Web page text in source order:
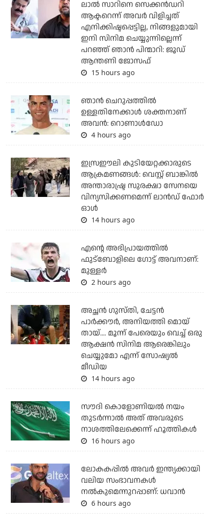
ലാല്‍ സാറിനെ സെക്കന്‍ഡറി
ആക്ടറെന്ന് അവര്‍ വിളിച്ചത്
എനിക്കിഷ്ടപ്പെട്ടില്ല, നിങ്ങളുമായി
ഇനി സിനിമ ചെയ്യുന്നില്ലെന്ന്
പറഞ്ഞ് ഞാന്‍ പിന്മാറി: ജൂഡ്
ആന്തണി ജോസഫ്
15 hours ago
ഞാന്‍ ചെറുപ്പത്തില്‍
ഉള്ളതിനേക്കാള്‍ ശക്തനാണ്
അവന്‍: റൊണാള്‍ഡോ
4 hours ago
ഇസ്രഈലി കുടിയേറ്റക്കാരുടെ
ആക്രമണങ്ങള്‍: വെസ്റ്റ് ബാങ്കില്‍
അന്താരാഷ്ട്ര സുരക്ഷാ സേനയെ
വിന്യസിക്കണമെന്ന് ലാന്‍ഡ് ഫോര്‍
ഓള്‍
14 hours ago
എന്റെ അഭിപ്രായത്തില്‍
ഫുട്‌ബോളിലെ ഗോട്ട് അവനാണ്:
മുള്ളര്‍
2 hours ago
അച്ഛന്‍ ഗുസ്തി, ചേട്ടന്‍
പാര്‍ക്കൗര്‍, അനിയത്തി മൊയ്
തായ്.... മൂന്ന് പേരെയും വെച്ച് ഒരു
ആക്ഷന്‍ സിനിമ ആരെങ്കിലും
ചെയ്യുമോ എന്ന് സോഷ്യല്‍
മീഡിയ
14 hours ago
സൗദി കൊളോണിയല്‍ നയം
തുടര്‍ന്നാല്‍ അത് അവരുടെ
നാശത്തിലേക്കെന്ന് ഹൂത്തികള്‍
16 hours ago
ലോകകപ്പിൽ അവര്‍ ഇന്ത്യക്കായി
വലിയ സംഭാവനകള്‍
നല്‍കുമെന്നുറപ്പാണ്: ധവാന്‍
6 hours ago